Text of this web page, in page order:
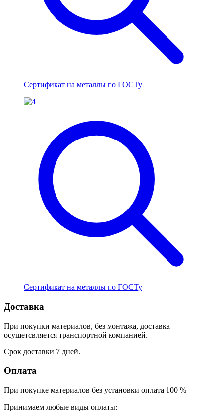
Сертификат на металлы по ГОСТу
Сертификат на металлы по ГОСТу
Доставка
При покупки материалов, без монтажа, доставка
осущетсвляется транспортной компанией.
Срок доставки 7 дней.
Оплата
При покупке материалов без установки оплата 100 %
Принимаем любые виды оплаты: